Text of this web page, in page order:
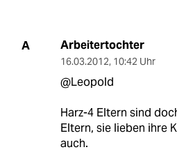
A Arbeitertochter
16.03.2012, 10:42 Uhr
@Leopold
Harz-4 Eltern sind
Eltern, sie lieben ihre
auch.